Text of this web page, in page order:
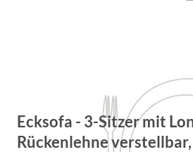
Ecksofa - 3-Sitzer mit
Rückenlehne verstellbar,